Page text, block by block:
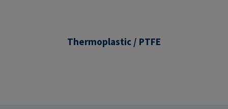
Thermoplastic / PTFE